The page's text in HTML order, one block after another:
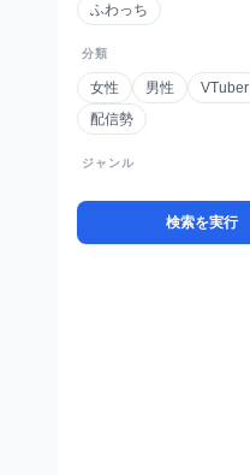
ふわっち
分類
女性 男性
VTuber
配信勢
ジャンル
検索を実行